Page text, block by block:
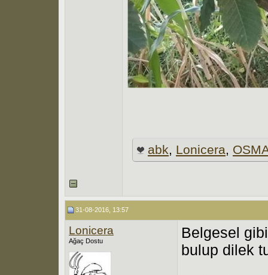
abk, Lonicera,
31-08-2016, 13:57
Lonicera
Ağaç Dostu
Belgesel
bulup dilek